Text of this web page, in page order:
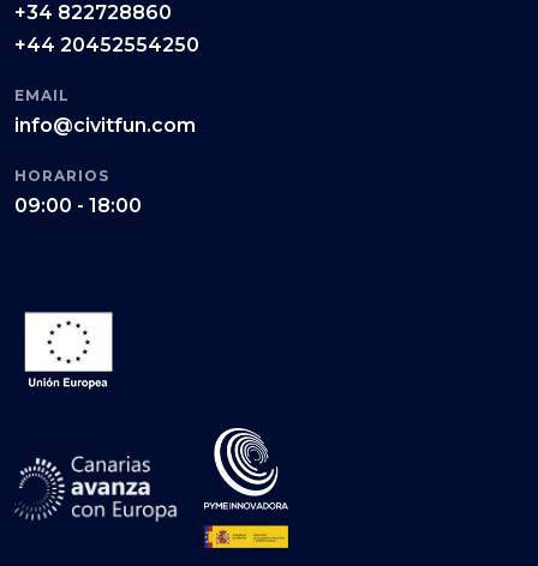
+34 822728860
+44 20452554250
EMAIL
info@civitfun.com
HORARIOS
09:00 - 18:00